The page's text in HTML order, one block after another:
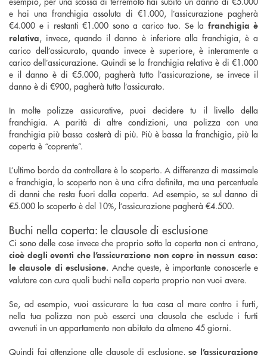
e hai una franchigia assoluta di €1.000, l’assicurazione pagherà
€4.000 e i restanti €1.000 sono a carico tuo. Se la franchigia è
relativa, invece, quando il danno è inferiore alla franchigia, è a
carico dell’assicurato, quando invece è superiore, è interamente a
carico dell’assicurazione. Quindi se la franchigia relativa è di €1.000
e il danno è di €5.000, pagherà tutto l’assicurazione, se invece il
danno è di €900, pagherà tutto l’assicurato.
In molte polizze assicurative, puoi decidere tu il livello della
franchigia. A parità di altre condizioni, una polizza con una
franchigia più bassa costerà di più. Più è bassa la franchigia, più la
coperta è “coprente”.
L’ultimo bordo da controllare è lo scoperto. A differenza di massimale
e franchigia, lo scoperto non è una cifra definita, ma una percentuale
di danni che resta fuori dalla coperta. Ad esempio, se sul danno di
€5.000 lo scoperto è del 10%, l’assicurazione pagherà €4.500.
Buchi nella coperta: le clausole di esclusione
Ci sono delle cose invece che proprio sotto la coperta non ci entrano,
cioè degli eventi che l’assicurazione non copre in nessun caso:
le clausole di esclusione. Anche queste, è importante conoscerle e
valutare con cura quali buchi nella coperta proprio non vuoi avere.
Se, ad esempio, vuoi assicurare la tua casa al mare contro i furti,
nella tua polizza non può esserci una clausola che esclude i furti
avvenuti in un appartamento non abitato da almeno 45 giorni.
Quindi fai attenzione alle clausole di esclusione,se l’assicurazione